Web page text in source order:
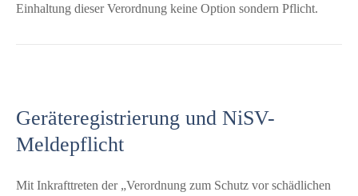
Einhaltung dieser Verordnung keine Option sondern Pflicht.
Geräteregistrierung und NiSV-
Meldepflicht
Mit Inkrafttreten der „Verordnung zum Schutz vor schädlichen